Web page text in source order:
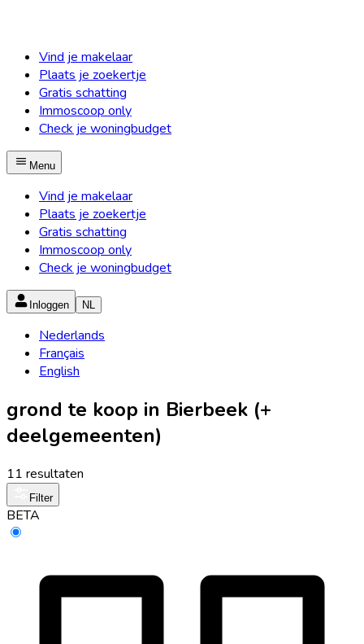
Vind je makelaar
Plaats je zoekertje
Gratis schatting
Immoscoop only
Check je woningbudget
Menu
Vind je makelaar
Plaats je zoekertje
Gratis schatting
Immoscoop only
Check je woningbudget
Inloggen NL
Nederlands
Français
English
grond te koop in Bierbeek (+
deelgemeenten)
11 resultaten
Filter
BETA